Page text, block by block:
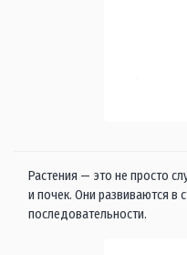
Растения — это не просто
и почек. Они развиваются в
последовательности.